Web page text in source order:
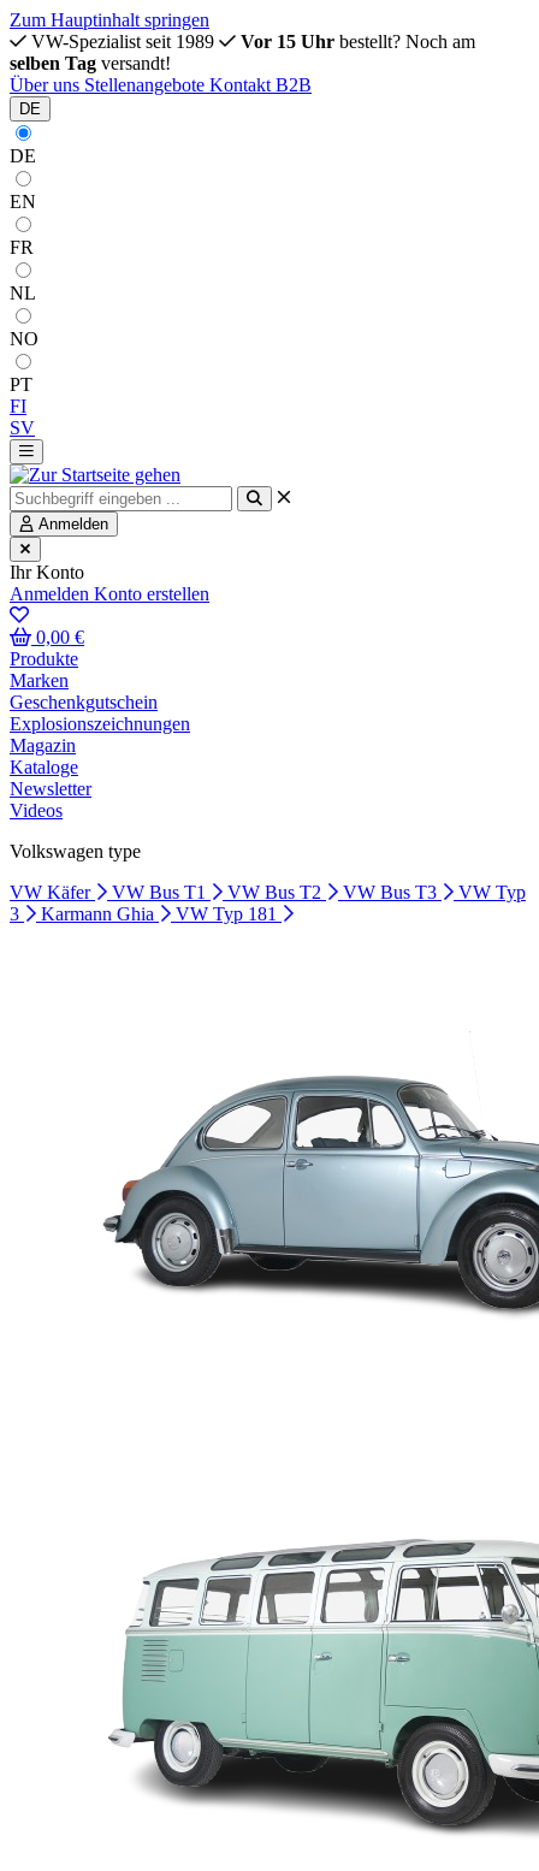
Zum Hauptinhalt springen
VW-Spezialist seit 1989
Vor 15 Uhr bestellt? Noch am
selben Tag versandt!
Über uns Stellenangebote Kontakt B2B
DE
DE
EN
FR
NL
NO
PT
FI
SV
Anmelden
Ihr Konto
Anmelden Konto erstellen
0,00 €
Produkte
Marken
Geschenkgutschein
Explosionszeichnungen
Magazin
Kataloge
Newsletter
Videos
Volkswagen type
VW Käfer
VW Bus T1 VW Bus T2 VW Bus T3
VW Typ
3
Karmann Ghia VW Typ 181